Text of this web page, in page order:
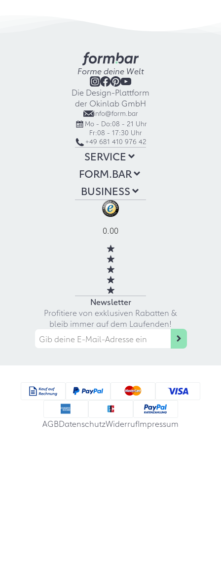
Forme deine Welt
Die Design-Plattform
der Okinlab GmbH
info@form.bar
Mo - Do:08 - 21 Uhr
Fr:08 - 17:30 Uhr
+49 681 410 976 42
SERVICE
FORM.BAR
BUSINESS
0.00
Newsletter
Profitiere von exklusiven Rabatten &
bleib immer auf dem Laufenden!
AGBDatenschutzWiderrufImpressum